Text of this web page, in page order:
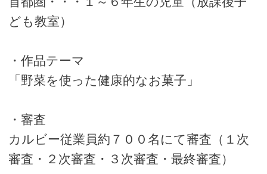
ども教室）
・作品テーマ
「野菜を使った健康的なお菓子」
・審査
カルビー従業員約７００名にて審査（１次
審査・２次審査・３次審査・最終審査）